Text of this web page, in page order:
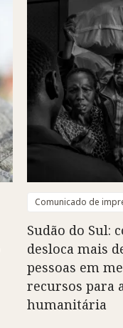
Comunicado de
Sudão do Sul:
desloca mais
pessoas em
recursos para
humanitária